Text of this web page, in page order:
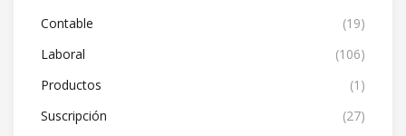
Contable
(19)
Laboral
(106)
Productos
(1)
Suscripción
(27)